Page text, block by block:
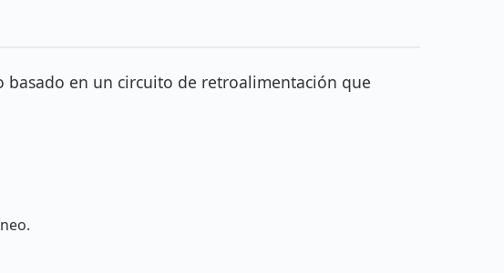
en un circuito de retroalimentación que